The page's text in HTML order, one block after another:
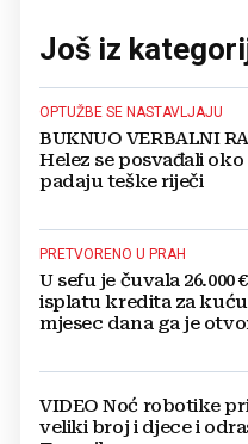
Još iz
OPTUŽBE SE NASTAVLJAJU
BUKNUO VERBALNI
Helez se posvađali
padaju teške riječi
PRETVORENO U PRAH
U sefu je čuvala 26.000
isplatu kredita za
mjesec dana ga je
VIDEO Noć robotike
veliki broj i djece i